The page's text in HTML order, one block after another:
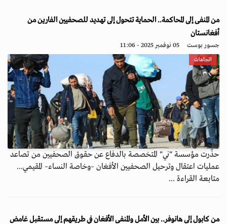
من المنفى إلى المحاكمة.. الحماية تتحول إلى تهديد للصحفيين الفارين من
أفغانستان
جسور بوست 05 نوفمبر 2025 - 11:06
اتجاهات
حذّرت مؤسسة "ني" المتخصصة بالدفاع عن حقوق الصحفيين من تصاعد
عمليات اعتقال وترحيل الصحفيين الأفغان –وخاصة النساء– المقيمي...
متابعة القراءة ...
من كابول إلى هانوفر.. بين الأمل والمنفى الأفغان في طريقهم إلى مستقبل غامض